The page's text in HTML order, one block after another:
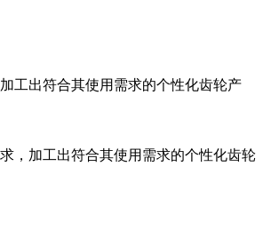
工出符合其使用需求的个性化齿轮产
，加工出符合其使用需求的个性化齿轮